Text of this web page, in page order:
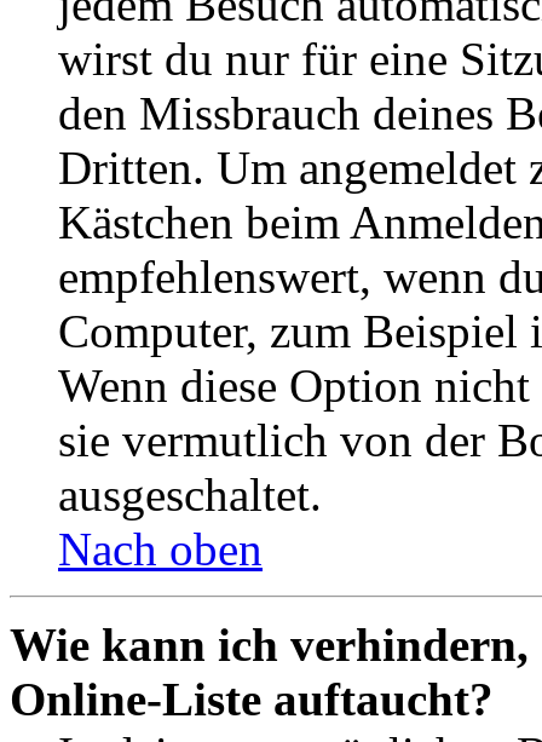
wirst du nur für eine
den Missbrauch deines
Dritten. Um angemeldet
Kästchen beim
empfehlenswert, wenn
Computer, zum Beispiel
Wenn diese Option
sie vermutlich von der
ausgeschaltet.
Nach oben
Wie kann ich verhindern,
Online-Liste auftaucht?